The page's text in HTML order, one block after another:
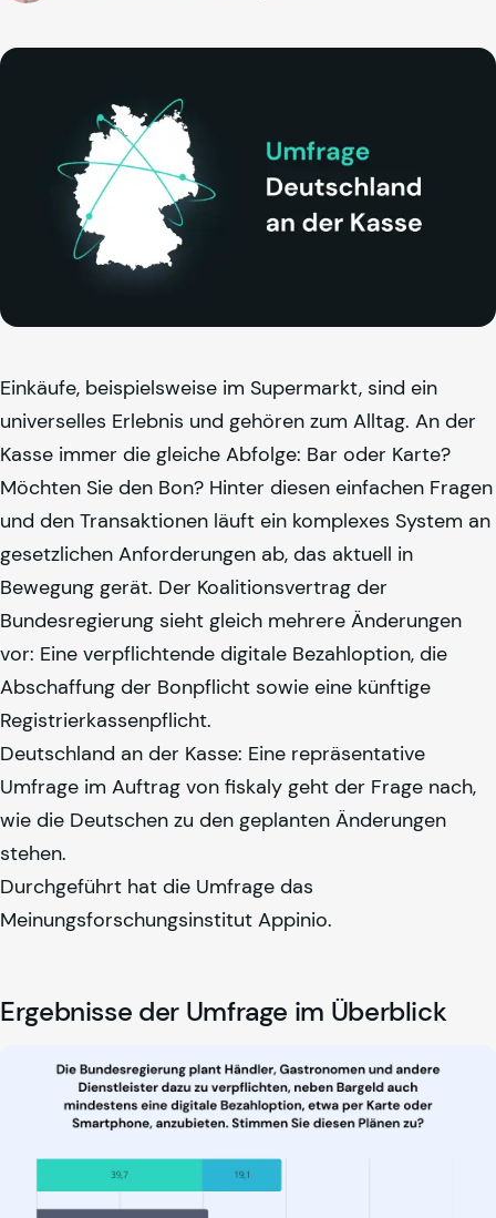
Einkäufe, beispielsweise im Supermarkt, sind ein
universelles Erlebnis und gehören zum Alltag. An der
Kasse immer die gleiche Abfolge: Bar oder Karte?
Möchten Sie den Bon? Hinter diesen einfachen Fragen
und den Transaktionen läuft ein komplexes System an
gesetzlichen Anforderungen ab, das aktuell in
Bewegung gerät. Der Koalitionsvertrag der
Bundesregierung sieht gleich mehrere Änderungen
vor: Eine verpflichtende digitale Bezahloption, die
Abschaffung der Bonpflicht sowie eine künftige
Registrierkassenpflicht.
Deutschland an der Kasse: Eine repräsentative
Umfrage im Auftrag von fiskaly geht der Frage nach,
wie die Deutschen zu den geplanten Änderungen
stehen.
Durchgeführt hat die Umfrage das
Meinungsforschungsinstitut Appinio.
Ergebnisse der Umfrage im Überblick